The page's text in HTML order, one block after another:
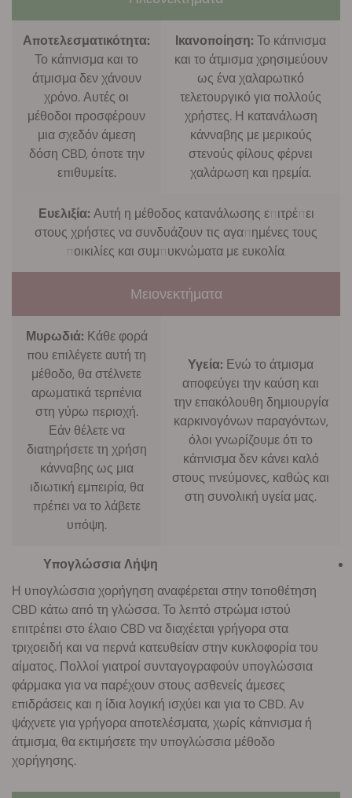
Αποτελεσματικότητα:
Το κάπνισμα και το
άτμισμα δεν χάνουν
χρόνο. Αυτές οι
μέθοδοι προσφέρουν
μια σχεδόν άμεση
δόση CBD, όποτε την
επιθυμείτε.
Ικανοποίηση: Το κάπνισμα
και το άτμισμα χρησιμεύουν
ως ένα χαλαρωτικό
τελετουργικό για πολλούς
χρήστες. Η κατανάλωση
κάνναβης με μερικούς
στενούς φίλους φέρνει
χαλάρωση και ηρεμία.
Ευελιξία: Αυτή η μέθοδος κατανάλωσης επιτρέπει
στους χρήστες να συνδυάζουν τις αγαπημένες τους
ποικιλίες και συμπυκνώματα με ευκολία.
Μειονεκτήματα
Μυρωδιά: Κάθε φορά
που επιλέγετε αυτή τη
μέθοδο, θα στέλνετε
αρωματικά τερπένια
στη γύρω περιοχή.
Εάν θέλετε να
διατηρήσετε τη χρήση
κάνναβης ως μια
ιδιωτική εμπειρία, θα
πρέπει να το λάβετε
υπόψη.
Υγεία: Ενώ το άτμισμα
αποφεύγει την καύση και
την επακόλουθη δημιουργία
καρκινογόνων παραγόντων,
όλοι γνωρίζουμε ότι το
κάπνισμα δεν κάνει καλό
στους πνεύμονες, καθώς και
στη συνολική υγεία μας.
Υπογλώσσια Λήψη
Η υπογλώσσια χορήγηση αναφέρεται στην τοποθέτηση
CBD κάτω από τη γλώσσα. Το λεπτό στρώμα ιστού
επιτρέπει στο έλαιο CBD να διαχέεται γρήγορα στα
τριχοειδή και να περνά κατευθείαν στην κυκλοφορία του
αίματος. Πολλοί γιατροί συνταγογραφούν υπογλώσσια
φάρμακα για να παρέχουν στους ασθενείς άμεσες
επιδράσεις και η ίδια λογική ισχύει και για το CBD. Αν
ψάχνετε για γρήγορα αποτελέσματα, χωρίς κάπνισμα ή
άτμισμα, θα εκτιμήσετε την υπογλώσσια μέθοδο
χορήγησης.